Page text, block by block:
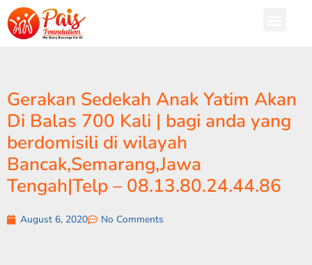
Gerakan Sedekah Anak Yatim Akan
Di Balas 700 Kali | bagi anda yang
berdomisili di wilayah
Bancak,Semarang,Jawa
Tengah|Telp – 08.13.80.24.44.86
August 6, 2020 No Comments